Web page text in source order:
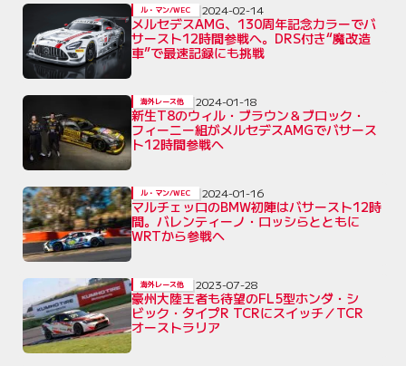
メルセデスAMG、130周年記念カラーでバ
サースト12時間参戦へ。DRS付き“魔改造
車”で最速記録にも挑戦
ル・マン/WEC 2024-02-14
新生T8のウィル・ブラウン＆ブロック・
フィーニー組がメルセデスAMGでバサース
ト12時間参戦へ
海外レース他 2024-01-18
マルチェッロのBMW初陣はバサースト12時
間。バレンティーノ・ロッシらとともに
WRTから参戦へ
ル・マン/WEC 2024-01-16
豪州大陸王者も待望のFL5型ホンダ・シ
ビック・タイプR TCRにスイッチ／TCR
オーストラリア
海外レース他 2023-07-28